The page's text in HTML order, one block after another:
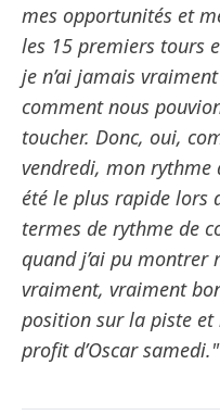
mes opportunités et
les 15 premiers tours
je n’ai jamais
comment nous
toucher. Donc, oui,
vendredi, mon rythme
été le plus rapide lors
termes de rythme de
quand j’ai pu montrer
vraiment, vraiment
position sur la piste et
profit d’Oscar samedi."